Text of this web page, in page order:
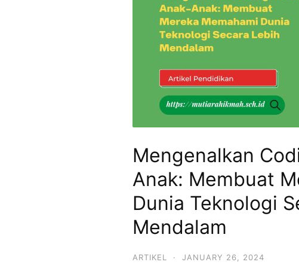
SMPIT,
SMAIT
Mutiara
Hikmah
Mengenalkan
Anak: Membuat
Dunia Teknologi
Mendalam
ARTIKEL · JANUARY 26, 2024